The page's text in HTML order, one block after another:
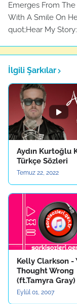
Emerges From
With A Smile On
quot;Hear My
İlgili Şarkılar
Aydın Kurtoğlu
Türkçe Sözleri
Temuz 22, 2022
Kelly Clarkson -
Thought Wrong
(ft.Tamyra Gray)
Eylül 01, 2007